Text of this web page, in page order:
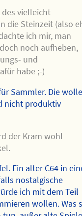
vielleicht
die Steinzeit (also
ich mir, man
noch aufheben,
und
habe ;-)
Sammler. Die
nicht produktiv
der Kram wohl
Ein alter C64 in
nostalgische
ich mit dem Teil
wollen. Was